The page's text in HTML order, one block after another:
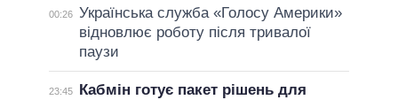
00:26 Українська служба «Голосу Америки»
відновлює роботу після тривалої
паузи
23:45
Кабмін готує пакет рішень для